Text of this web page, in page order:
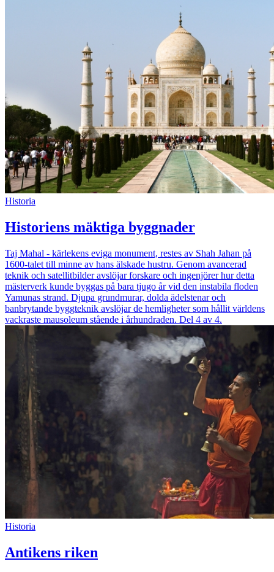
Historia
Historiens mäktiga byggnader
Taj Mahal - kärlekens eviga monument, restes av Shah Jahan på
1600-talet till minne av hans älskade hustru. Genom avancerad
teknik och satellitbilder avslöjar forskare och ingenjörer hur detta
mästerverk kunde byggas på bara tjugo år vid den instabila floden
Yamunas strand. Djupa grundmurar, dolda ädelstenar och
banbrytande byggteknik avslöjar de hemligheter som hållit världens
vackraste mausoleum stående i århundraden. Del 4 av 4.
Historia
Antikens riken